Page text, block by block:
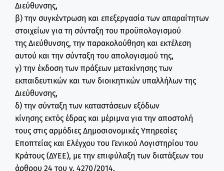
Διεύθυνσης,
β) την συγκέντρωση και επεξεργασία των απαραίτητων
στοιχείων για τη σύνταξη του προϋπολογισμού
της Διεύθυνσης, την παρακολούθηση και εκτέλεση
αυτού και την σύνταξη του απολογισμού της,
γ) την έκδοση των πράξεων μετακίνησης των
εκπαιδευτικών και των διοικητικών υπαλλήλων της
Διεύθυνσης,
δ) την σύνταξη των καταστάσεων εξόδων
κίνησης εκτός έδρας και μέριμνα για την αποστολή
τους στις αρμόδιες Δημοσιονομικές Υπηρεσίες
Εποπτείας και Ελέγχου του Γενικού Λογιστηρίου του
Κράτους (ΔΥΕΕ), με την επιφύλαξη των διατάξεων του
άρθρου 24 του ν. 4270/2014,